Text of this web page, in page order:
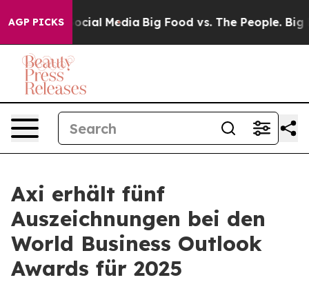
AGP PICKS
on Social Media Big Food vs. The People. Big
Axi erhält fünf
Auszeichnungen bei den
World Business Outlook
Awards für 2025